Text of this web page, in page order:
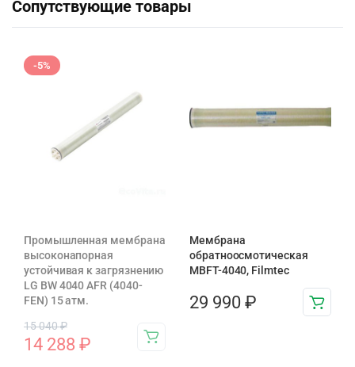
Сопутствующие товары
-5%
Промышленная мембрана
высоконапорная
устойчивая к загрязнению
LG BW 4040 AFR (4040-
FEN) 15 атм.
15 040₽
14 288 ₽
Мембрана
обратноосмотическая
MBFT-4040, Filmtec
29 990 ₽